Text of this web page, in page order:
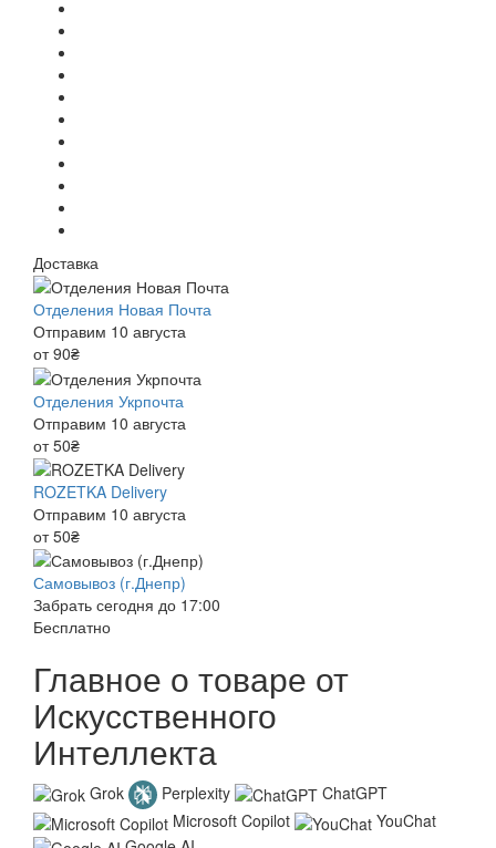
Доставка
Отделения Новая Почта
Отправим 10 августа
от 90₴
Отделения Укрпочта
Отправим 10 августа
от 50₴
ROZETKA Delivery
Отправим 10 августа
от 50₴
Самовывоз (г.Днепр)
Забрать сегодня до 17:00
Бесплатно
Главное о товаре от
Искусственного
Интеллекта
Grok Perplexity
ChatGPT
Microsoft Copilot
YouChat